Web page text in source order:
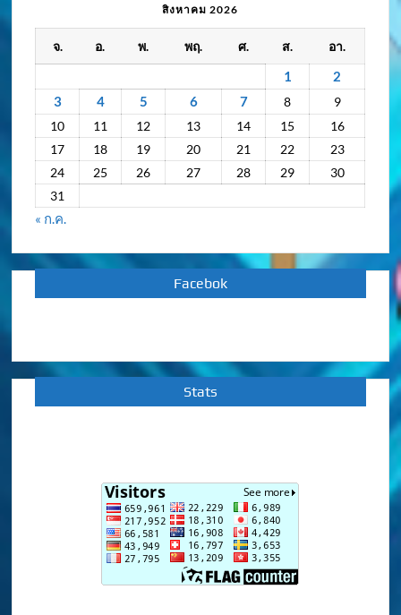
กิจกรรม
ย้อน
สิงหาคม 2026
จ. อ. พ. พฤ. ศ. ส. อา.
1
2
3
4 5 6 7 8
9
10
11 12 13 14 15
16
17
18 19 20 21 22
23
24
25 26 27 28 29
30
31
« ก.ค.
Facebok
Stats